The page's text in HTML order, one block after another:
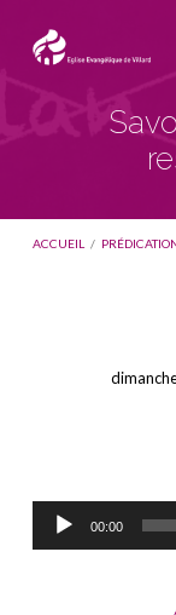
ACCUEIL /
en
restant
soi-
Lecteur
audio
00:00